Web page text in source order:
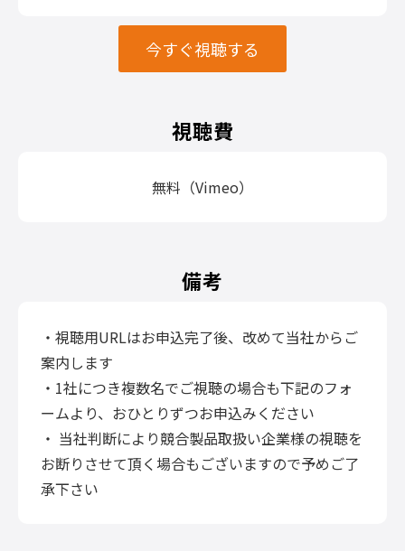
今すぐ視聴する
視聴費
無料（Vimeo）
備考
・視聴用URLはお申込完了後、改めて当社からご
案内します
・1社につき複数名でご視聴の場合も下記のフォ
ームより、おひとりずつお申込みください
・ 当社判断により競合製品取扱い企業様の視聴を
お断りさせて頂く場合もございますので予めご了
承下さい